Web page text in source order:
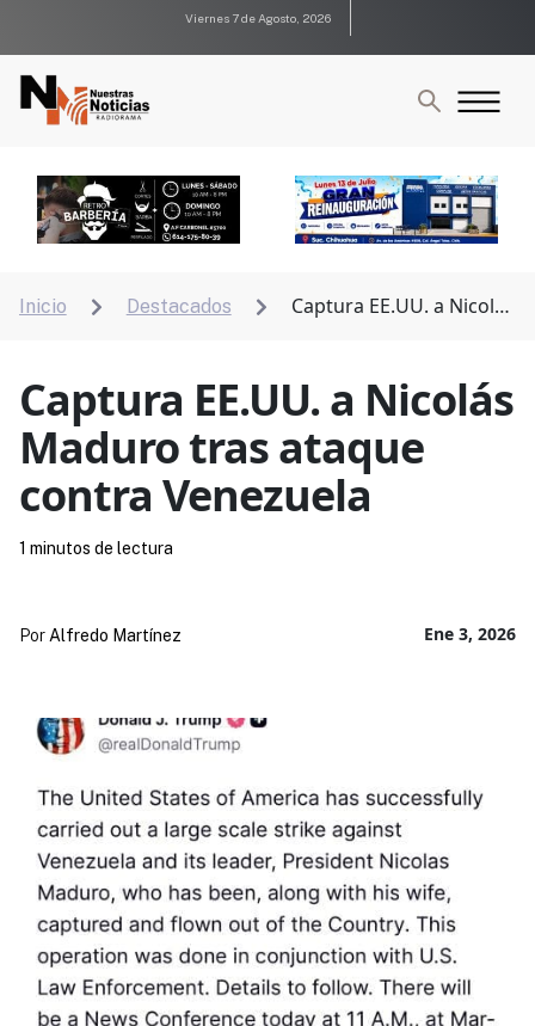
Viernes 7 de Agosto, 2026
Inicio  Destacados 
Captura EE.UU. a Nicolás
Captura EE.UU. a Nicolás
Maduro tras ataque
contra Venezuela
Ene 3, 2026
Por Alfredo Martínez
1 minutos de lectura